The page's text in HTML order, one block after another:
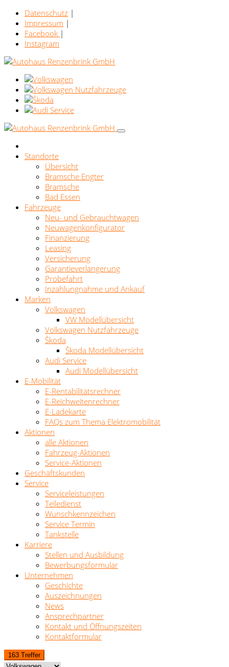
Datenschutz |
Impressum |
Facebook |
Instagram
Standorte
Übersicht
Bramsche Engter
Bramsche
Bad Essen
Fahrzeuge
Neu- und Gebrauchtwagen
Neuwagenkonfigurator
Finanzierung
Leasing
Versicherung
Garantieverlängerung
Probefahrt
Inzahlungnahme und Ankauf
Marken
Volkswagen
VW Modellübersicht
Volkswagen Nutzfahrzeuge
Škoda
Škoda Modellübersicht
Audi Service
Audi Modellübersicht
E-Mobilität
E-Rentabilitätsrechner
E-Reichweitenrechner
E-Ladekarte
FAQs zum Thema Elektromobilität
Aktionen
alle Aktionen
Fahrzeug-Aktionen
Service-Aktionen
Geschäftskunden
Service
Serviceleistungen
Teiledienst
Wunschkennzeichen
Service Termin
Tankstelle
Karriere
Stellen und Ausbildung
Bewerbungsformular
Unternehmen
Geschichte
Auszeichnungen
News
Ansprechpartner
Kontakt und Öffnungszeiten
Kontaktformular
163 Treffer